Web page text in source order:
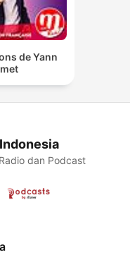
de Yann
dan Podcast